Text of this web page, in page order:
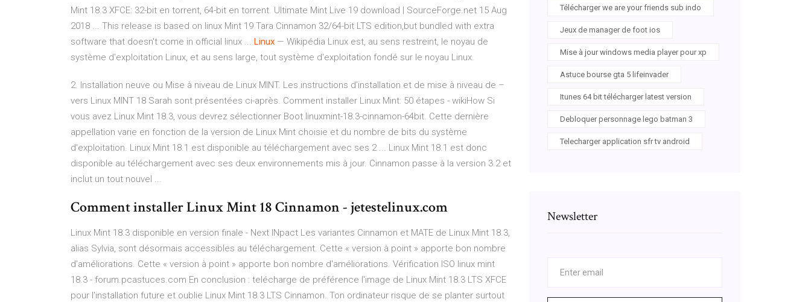
Mint 18.3 XFCE: 32-bit en torrent, 64-bit en torrent. Ultimate Mint Live 19 download | SourceForge.net 15 Aug
2018 ... This release is based on linux Mint 19 Tara Cinnamon 32/64-bit LTS edition,but bundled with extra
software that doesn't come in official linux ... Linux — Wikipédia Linux est, au sens restreint, le noyau de
système d'exploitation Linux, et au sens large, tout système d'exploitation fondé sur le noyau Linux.
2. Installation neuve ou Mise à niveau de Linux MINT. Les instructions d’installation et de mise à niveau de –
vers Linux MINT 18 Sarah sont présentées ci-après. Comment installer Linux Mint: 50 étapes - wikiHow Si
vous avez Linux Mint 18.3, vous devrez sélectionner Boot linuxmint-18.3-cinnamon-64bit. Cette dernière
appellation varie en fonction de la version de Linux Mint choisie et du nombre de bits du système
d'exploitation. Linux Mint 18.1 est disponible au téléchargement avec ses 2 ... Linux Mint 18.1 est donc
disponible au téléchargement avec ses deux environnements mis à jour. Cinnamon passe à la version 3.2 et
inclut un tout nouvel ...
Comment installer Linux Mint 18 Cinnamon - jetestelinux.com
Linux Mint 18.3 disponible en version finale - Next INpact Les variantes Cinnamon et MATE de Linux Mint 18.3,
alias Sylvia, sont désormais accessibles au téléchargement. Cette « version à point » apporte bon nombre
d'améliorations. Cette « version à point » apporte bon nombre d'améliorations. Vérification ISO linux mint
18.3 - forum.pcastuces.com En conclusion : telécharge de préférence l'image de Linux Mint 18.3 LTS XFCE
pour l'installation future et oublie Linux Mint 18.3 LTS Cinnamon. Ton ordinateur risque de se planter surtout
Télécharger we are your friends sub indo
Jeux de manager de foot ios
Mise à jour windows media player pour xp
Astuce bourse gta 5 lifeinvader
Itunes 64 bit télécharger latest version
Debloquer personnage lego batman 3
Telecharger application sfr tv android
Newsletter